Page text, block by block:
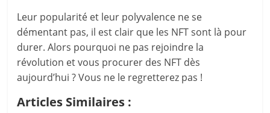
Leur popularité et leur polyvalence ne se
démentant pas, il est clair que les NFT sont là pour
durer. Alors pourquoi ne pas rejoindre la
révolution et vous procurer des NFT dès
aujourd’hui ? Vous ne le regretterez pas !
Articles Similaires :